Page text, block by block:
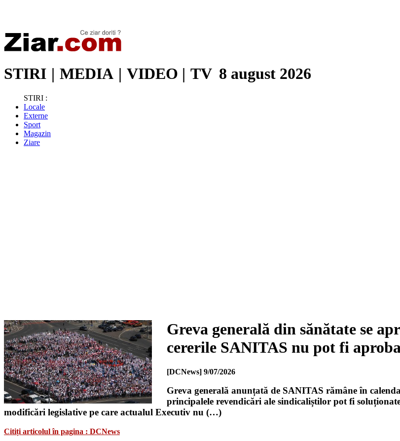
STIRI | MEDIA | VIDEO | TV 8 august 2026
STIRI :
Locale
Externe
Sport
Magazin
Ziare
Greva generală din sănătate se
cererile SANITAS nu pot fi
[DCNews] 9/07/2026
Greva generală anunțată de SANITAS rămâne în
principalele revendicări ale sindicaliștilor pot fi
modificări legislative pe care actualul Executiv nu (…)
Citiți articolul în pagina : DCNews